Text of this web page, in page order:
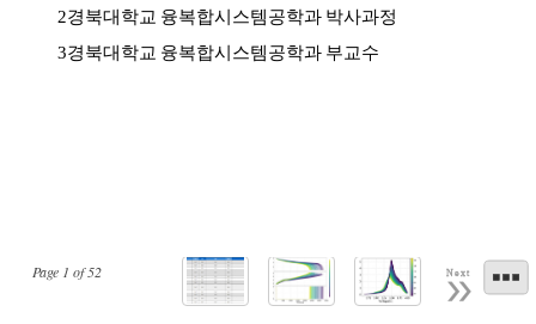
Page 1 of52 Next
2경북대학교 융복합시스템공학과 박사과정
3경북대학교 융복합시스템공학과 부교수